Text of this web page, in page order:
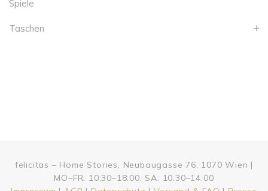
Spiele
Taschen
felicitas – Home Stories, Neubaugasse 76, 1070 Wien |
MO–FR: 10:30–18:00, SA: 10:30–14:00